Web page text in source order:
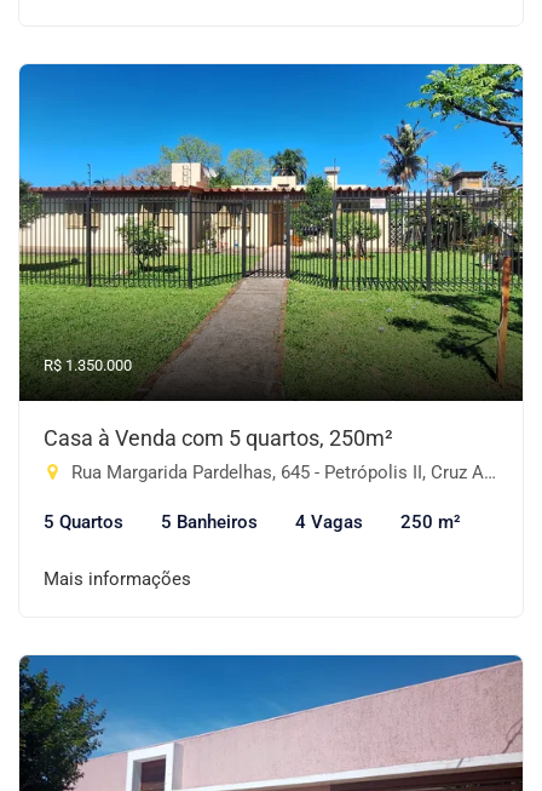
R$ 1.350.000
Casa à Venda com 5 quartos, 250m²
Rua Margarida Pardelhas, 645 - Petrópolis II, Cruz Alta-RS
5 Quartos 5 Banheiros 4 Vagas 250 m²
Mais informações